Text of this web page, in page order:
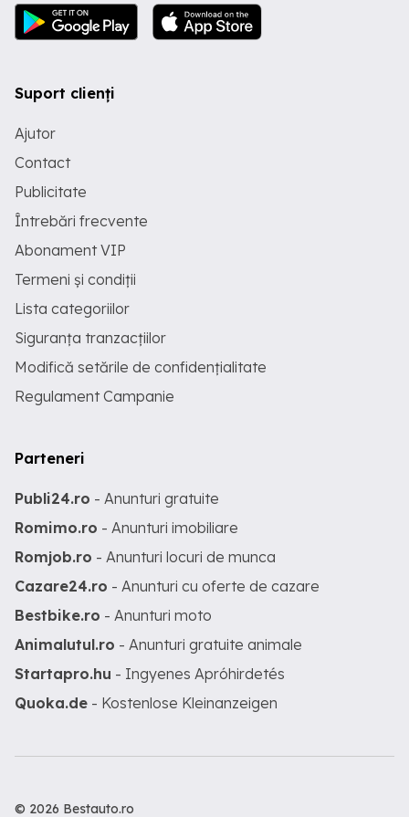
Suport clienți
Ajutor
Contact
Publicitate
Întrebări frecvente
Abonament VIP
Termeni și condiții
Lista categoriilor
Siguranța tranzacțiilor
Modifică setările de confidențialitate
Regulament Campanie
Parteneri
Publi24.ro - Anunturi gratuite
Romimo.ro - Anunturi imobiliare
Romjob.ro - Anunturi locuri de munca
Cazare24.ro - Anunturi cu oferte de cazare
Bestbike.ro - Anunturi moto
Animalutul.ro - Anunturi gratuite animale
Startapro.hu - Ingyenes Apróhirdetés
Quoka.de - Kostenlose Kleinanzeigen
© 2026 Bestauto.ro